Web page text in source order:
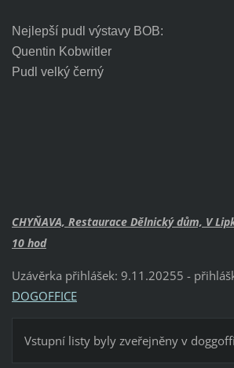
Nejlepší pudl výstavy BOB:
Quentin Kobwitler
Pudl velký černý
CHYŇAVA, Restaurace Dělnický dům, V
10 hod
Uzávěrka přihlášek: 9.11.20255 -
DOGOFFICE
Vstupní listy byly zveřejněny v